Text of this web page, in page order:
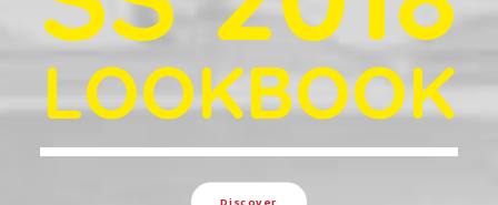
LOOKBOOK